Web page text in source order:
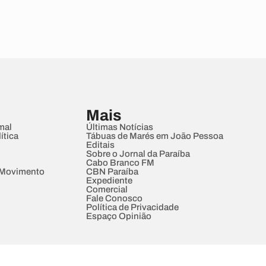
Mais
Últimas Notícias
Tábuas de Marés em João Pessoa
Editais
Sobre o Jornal da Paraíba
Cabo Branco FM
CBN Paraíba
Expediente
Comercial
Fale Conosco
Política de Privacidade
Espaço Opinião